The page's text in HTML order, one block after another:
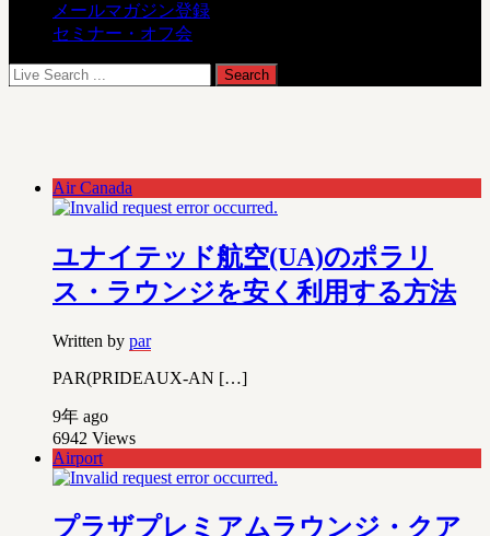
メールマガジン登録
セミナー・オフ会
Air Canada
ユナイテッド航空(UA)のポラリ
ス・ラウンジを安く利用する方法
Written by par
PAR(PRIDEAUX-AN […]
9年 ago
6942 Views
Airport
プラザプレミアムラウンジ・クア